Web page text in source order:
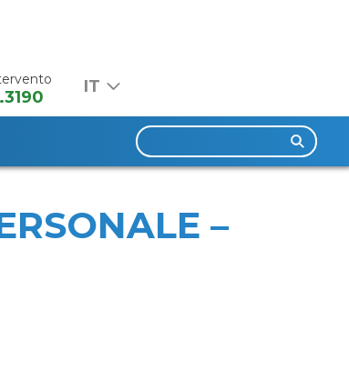
Ricerca
per:
–